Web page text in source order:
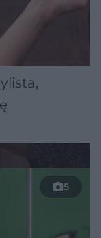
5